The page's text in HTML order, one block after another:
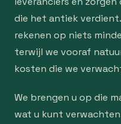
die het antiek
rekenen op niets
terwijl we vooraf
kosten die we
We brengen u op die
wat u kunt